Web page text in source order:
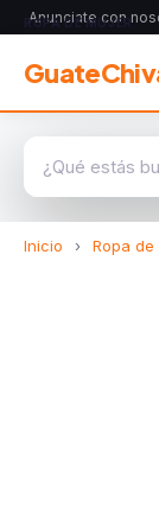
Anunciate con
Inicio › Ropa de
ROPA DE MUJER